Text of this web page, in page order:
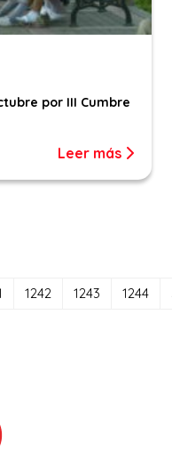
por III Cumbre
Leer más
1242 1243 1244